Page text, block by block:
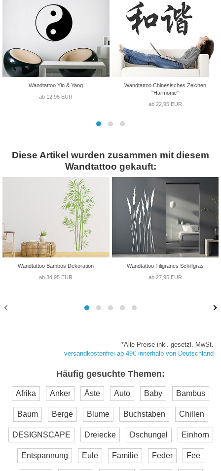
Wandtattoo Yin & Yang
ab 12,95 EUR
Wandtattoo Chinesisches Zeichen
"Harmonie"
ab 22,95 EUR
Diese Artikel wurden zusammen mit diesem
Wandtattoo gekauft:
Wandtattoo Bambus Dekoration
ab 34,95 EUR
Wandtattoo Filigranes Schilfgras
ab 27,95 EUR
*Alle Preise inkl. gesetzl. MwSt.
versandkostenfrei ab 49€ innerhalb von Deutschland
Häufig gesuchte Themen:
Afrika Anker Äste Auto Baby Bambus
Baum Berge Blume Buchstaben Chillen
DESIGNSCAPE Dreiecke Dschungel Einhorn
Entspannung Eule Familie Feder Fee